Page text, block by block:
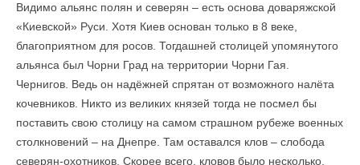
Видимо альянс полян и северян – есть основа доваряжской
«Киевской» Руси. Хотя Киев основан только в 8 веке,
благоприятном для росов. Тогдашней столицей упомянутого
альянса был Чорни Град на территории Чорни Гая.
Чернигов. Ведь он надёжней спрятан от возможного налёта
кочевников. Никто из великих князей тогда не посмел бы
поставить свою столицу на самом страшном рубеже военных
столкновений – на Днепре. Там оставался клов – слобода
северян-охотников. Скорее всего, кловов было несколько.